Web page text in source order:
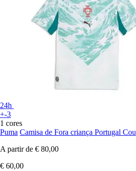
24h
+-3
1 cores
Puma Camisa de Fora criança Portugal
A partir de € 80,00
€ 60,00